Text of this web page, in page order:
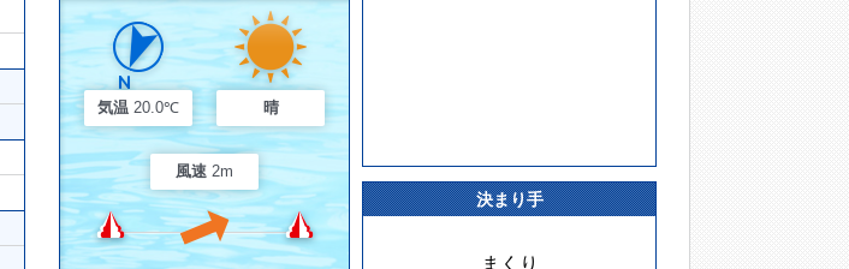
気温 20.0℃ 晴
風速 2m
決まり手
まくり